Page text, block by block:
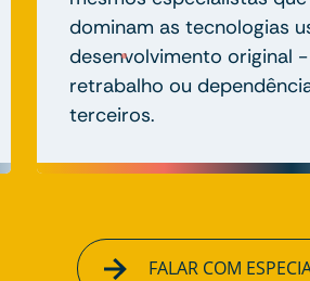
dominam as tecnologias
desenvolvimento original
retrabalho ou
terceiros.
FALAR COM